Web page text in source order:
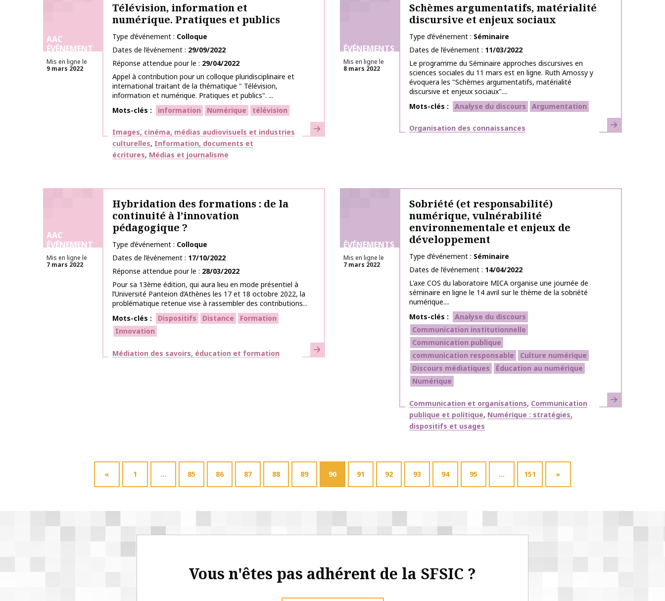
AAC
ÉVÉNEMENT
Mis en ligne le
9 mars 2022
Télévision, information et
numérique. Pratiques et publics
Type d’événement
Colloque
Dates de l’événement
29/09/2022
Réponse attendue pour le
29/04/2022
Appel à contribution pour un colloque pluridisciplinaire et
international traitant de la thématique " Télévision,
information et numérique. Pratiques et publics". ...
Mots-clés
information Numérique télévision
Thématiques
Images, cinéma, médias audiovisuels et industries
culturelles Information, documents et
écritures Médias et journalisme
En savoir plus
ÉVÉNEMENTS
Mis en ligne le
8 mars 2022
Schèmes argumentatifs, matérialité
discursive et enjeux sociaux
Type d’événement
Séminaire
Dates de l’événement
11/03/2022
Le programme du Séminaire approches discursives en
sciences sociales du 11 mars est en ligne. Ruth Amossy y
évoquera les "Schèmes argumentatifs, matérialité
discursive et enjeux sociaux"....
Mots-clés
Analyse du discours Argumentation
Thématiques
Organisation des connaissances En savoir plus
AAC
ÉVÉNEMENT
Mis en ligne le
7 mars 2022
Hybridation des formations : de la
continuité à l’innovation
pédagogique ?
Type d’événement
Colloque
Dates de l’événement
17/10/2022
Réponse attendue pour le
28/03/2022
Pour sa 13ème édition, qui aura lieu en mode présentiel à
l’Université Panteion d’Athènes les 17 et 18 octobre 2022, la
problématique retenue vise à rassembler des contributions...
Mots-clés
Dispositifs Distance
Formation
Innovation
Thématiques
Médiation des savoirs, éducation et formation En savoir plus
ÉVÉNEMENTS
Mis en ligne le
7 mars 2022
Sobriété (et responsabilité)
numérique, vulnérabilité
environnementale et enjeux de
développement
Type d’événement
Séminaire
Dates de l’événement
14/04/2022
L'axe COS du laboratoire MICA organise une journée de
séminaire en ligne le 14 avril sur le thème de la sobriété
numérique....
Mots-clés
Analyse du discours
Communication institutionnelle
Communication publique
communication responsable
Culture numérique
Discours médiatiques
Éducation au numérique
Numérique
Thématiques
Communication et organisations Communication
publique et politique Numérique : stratégies,
dispositifs et usages
En savoir plus
« 1 … 85 86 87 88 89 90 91 92 93 94 95 … 151 »
Vous n'êtes pas adhérent de la SFSIC ?